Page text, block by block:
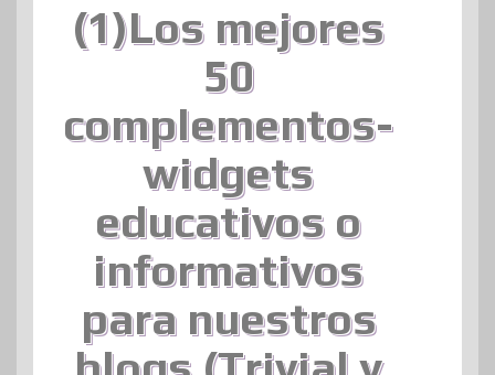
(1)Los mejores
50
complementos-
widgets
educativos o
informativos
para nuestros